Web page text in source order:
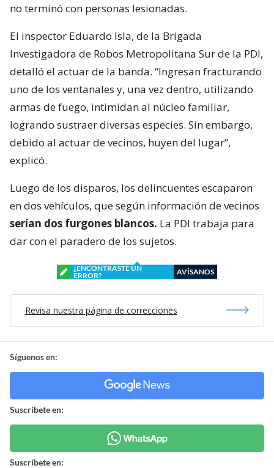
no terminó con personas lesionadas.
El inspector Eduardo Isla, de la Brigada
Investigadora de Robos Metropolitana Sur de la PDI,
detalló el actuar de la banda. “Ingresan fracturando
uno de los ventanales y, una vez dentro, utilizando
armas de fuego, intimidan al núcleo familiar,
logrando sustraer diversas especies. Sin embargo,
debido al actuar de vecinos, huyen del lugar”,
explicó.
Luego de los disparos, los delincuentes escaparon
en dos vehículos, que según información de vecinos
serían dos furgones blancos. La PDI trabaja para
dar con el paradero de los sujetos.
¿ENCONTRASTE UN
ERROR?
AVÍSANOS
Revisa nuestra página de correcciones
Síguenos en:
Suscríbete en:
Suscríbete en: